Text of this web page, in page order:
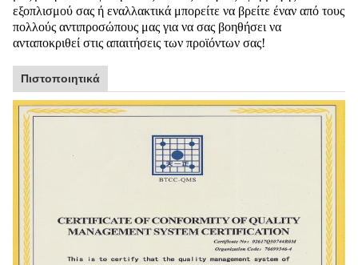
εξοπλισμού σας ή εναλλακτικά μπορείτε να βρείτε έναν από τους
πολλούς αντιπροσώπους μας για να σας βοηθήσει να
ανταποκριθεί στις απαιτήσεις των προϊόντων σας!
Πιστοποιητικά